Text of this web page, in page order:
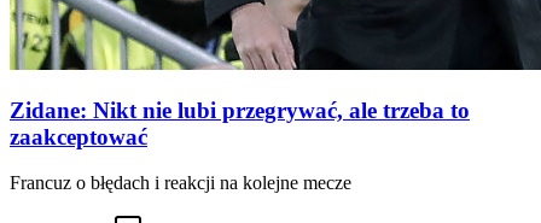
Zidane: Nikt nie lubi przegrywać, ale trzeba to
zaakceptować
Francuz o błędach i reakcji na kolejne mecze